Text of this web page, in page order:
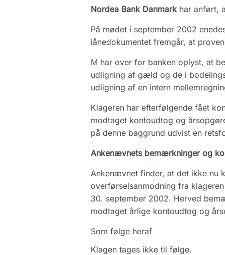
Nordea Bank Danmarkhar anført,
På mødet i september 2002
lånedokumentet fremgår, at
M har over for banken oplyst, at
udligning af gæld og de i
udligning af en intern
Klageren har efterfølgende fået
modtaget kontoudtog og
på denne baggrund udvist en
Ankenævnets bemærkninger og
Ankenævnet finder, at det ikke nu
overførselsanmodning fra
30. september 2002. Herved
modtaget årlige kontoudtog og
Som følge heraf
Klagen tages ikke til følge.